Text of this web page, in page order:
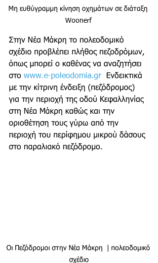
Μη ευθύγραμμη κίνηση οχημάτων σε διάταξη
Woonerf
Στην Νέα Μάκρη το πολεοδομικό
σχέδιο προβλέπει πλήθος πεζοδρόμων,
όπως μπορεί ο καθένας να αναζητήσει
στο www.e-poleodomia.gr
  Ενδεικτικά
με την κίτρινη ένδειξη (πεζόδρομος)
για την περιοχή της οδού Κεφαλληνίας
στη Νέα Μάκρη καθώς και την
οριοθέτηση τους γύρω από την
περιοχή του περίφημου μικρού δάσους
στο παραλιακό πεζόδρομο.
Οι Πεζόδρομοι στην Νέα Μάκρη  | πολεοδομικό
σχέδιο